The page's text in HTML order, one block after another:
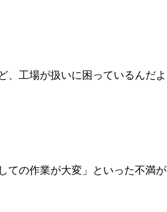
、工場が扱いに困っているんだよ
ての作業が大変」といった不満が